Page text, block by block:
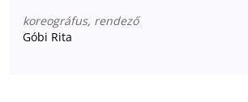
koreográfus, rendező
Góbi Rita